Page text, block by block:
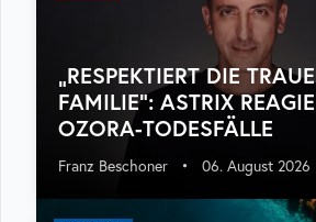
„RESPEKTIERT DIE
FAMILIE“: ASTRIX
OZORA-TODESFÄLLE
Franz Beschoner • 06. August 2026